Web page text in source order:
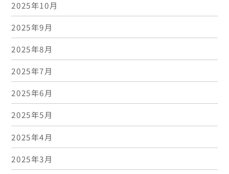
2025年10月
2025年9月
2025年8月
2025年7月
2025年6月
2025年5月
2025年4月
2025年3月